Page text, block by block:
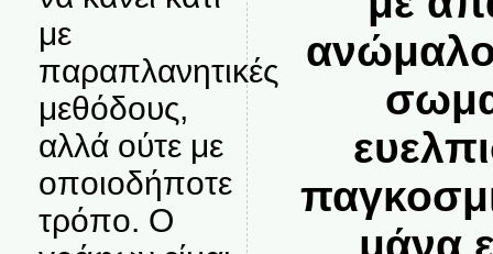
με
παραπλανητικές
μεθόδους,
αλλά ούτε με
οποιοδήποτε
τρόπο. Ο